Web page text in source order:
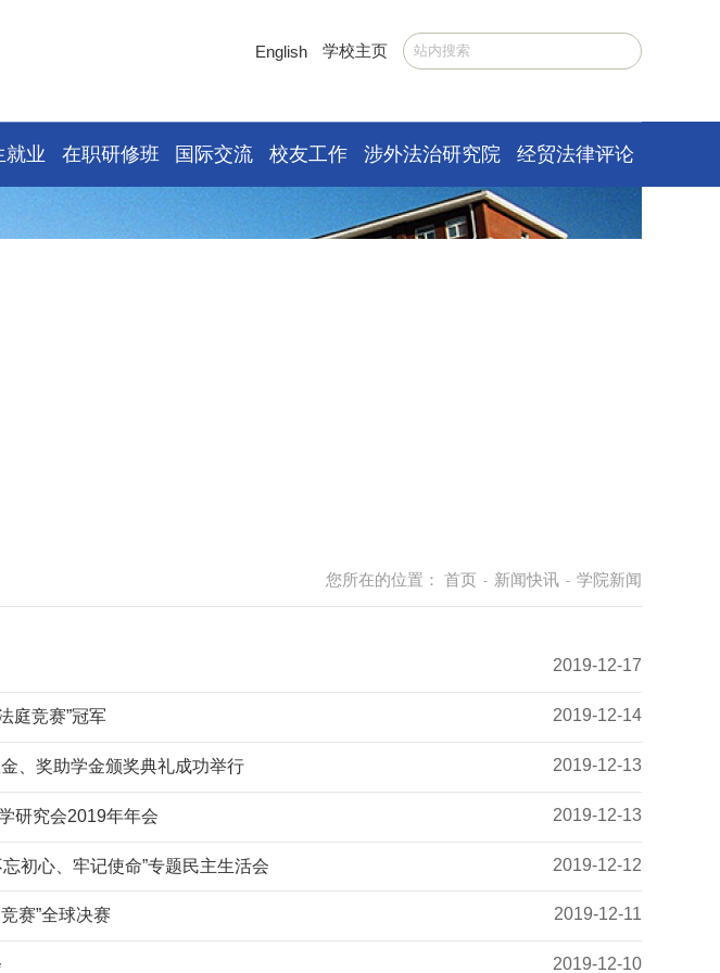
English 学校主页
就业 在职研修班 国际交流 校友工作 涉外法治研究院 经贸法律评论
您所在的位置： 首页 - 新闻快讯 - 学院新闻
2019-12-17
庭竞赛”冠军 2019-12-14
、奖助学金颁奖典礼成功举行 2019-12-13
研究会2019年年会 2019-12-13
初心、牢记使命”专题民主生活会 2019-12-12
赛”全球决赛 2019-12-11
2019-12-10